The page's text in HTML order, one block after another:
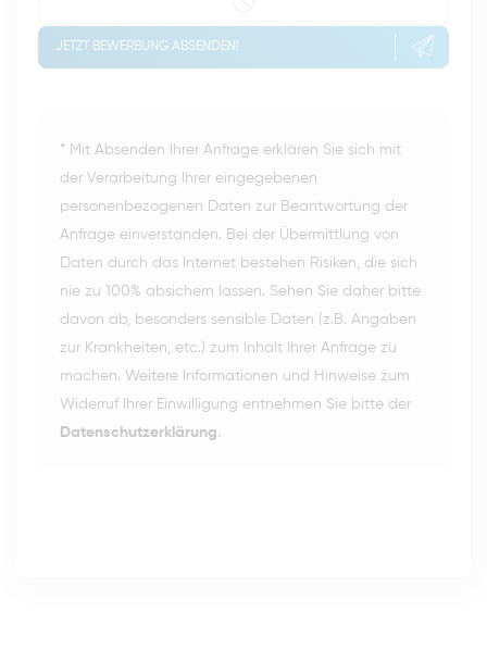
JETZT BEWERBUNG ABSENDEN!
* Mit Absenden Ihrer Anfrage erklären Sie sich mit
der Verarbeitung Ihrer eingegebenen
personenbezogenen Daten zur Beantwortung der
Anfrage einverstanden. Bei der Übermittlung von
Daten durch das Internet bestehen Risiken, die sich
nie zu 100% absichern lassen. Sehen Sie daher bitte
davon ab, besonders sensible Daten (z.B. Angaben
zur Krankheiten, etc.) zum Inhalt Ihrer Anfrage zu
machen. Weitere Informationen und Hinweise zum
Widerruf Ihrer Einwilligung entnehmen Sie bitte der
Datenschutzerklärung.